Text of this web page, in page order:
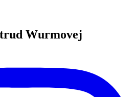
Wurmovej